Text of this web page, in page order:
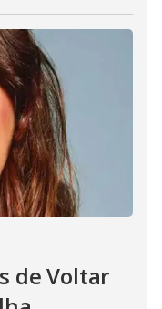
de Voltar